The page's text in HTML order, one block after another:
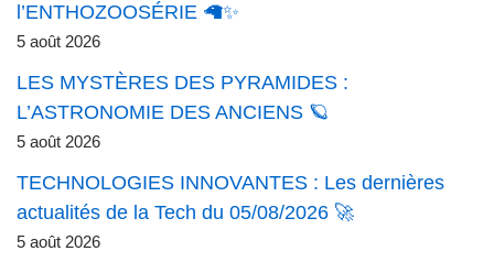
l’ENTHOZOOSÉRIE 🦙✨
5 août 2026
LES MYSTÈRES DES PYRAMIDES :
L’ASTRONOMIE DES ANCIENS 🪐
5 août 2026
TECHNOLOGIES INNOVANTES : Les dernières
actualités de la Tech du 05/08/2026 🚀
5 août 2026